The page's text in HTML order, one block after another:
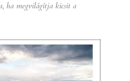
ha megvilágítja kicsit a